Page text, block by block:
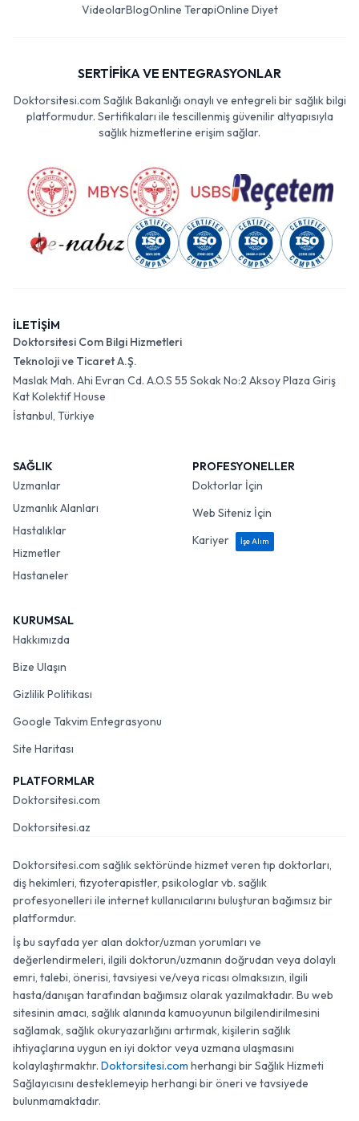
VideolarBlogOnline TerapiOnline Diyet
SERTİFİKA VE ENTEGRASYONLAR
Doktorsitesi.com Sağlık Bakanlığı onaylı ve entegreli bir sağlık bilgi
platformudur. Sertifikaları ile tescillenmiş güvenilir altyapısıyla
sağlık hizmetlerine erişim sağlar.
İLETİŞİM
Doktorsitesi Com Bilgi Hizmetleri
Teknoloji ve Ticaret A.Ş.
Maslak Mah. Ahi Evran Cd. A.O.S 55 Sokak No:2 Aksoy Plaza Giriş
Kat Kolektif House
İstanbul, Türkiye
SAĞLIK
Uzmanlar
Uzmanlık Alanları
Hastalıklar
Hizmetler
Hastaneler
PROFESYONELLER
Doktorlar İçin
Web Siteniz İçin
Kariyer
İşe Alım
KURUMSAL
Hakkımızda
Bize Ulaşın
Gizlilik Politikası
Google Takvim Entegrasyonu
Site Haritası
PLATFORMLAR
Doktorsitesi.com
Doktorsitesi.az
Doktorsitesi.com sağlık sektöründe hizmet veren tıp doktorları,
diş hekimleri, fizyoterapistler, psikologlar vb. sağlık
profesyonelleri ile internet kullanıcılarını buluşturan bağımsız bir
platformdur.
İş bu sayfada yer alan doktor/uzman yorumları ve
değerlendirmeleri, ilgili doktorun/uzmanın doğrudan veya dolaylı
emri, talebi, önerisi, tavsiyesi ve/veya ricası olmaksızın, ilgili
hasta/danışan tarafından bağımsız olarak yazılmaktadır. Bu web
sitesinin amacı, sağlık alanında kamuoyunun bilgilendirilmesini
sağlamak, sağlık okuryazarlığını artırmak, kişilerin sağlık
ihtiyaçlarına uygun en iyi doktor veya uzmana ulaşmasını
kolaylaştırmaktır. Doktorsitesi.com herhangi bir Sağlık Hizmeti
Sağlayıcısını desteklemeyip herhangi bir öneri ve tavsiyede
bulunmamaktadır.